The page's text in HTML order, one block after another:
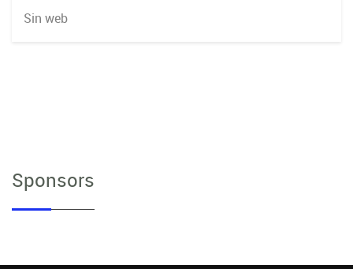
Sin web
Sponsors